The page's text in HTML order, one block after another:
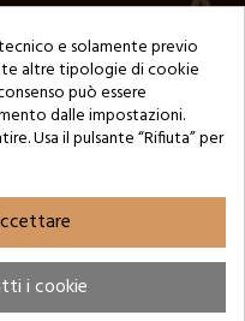
C.F.: 13466181008
- Registro delle Imprese di
- TestSide
e solamente previo
altre tipologie di cookie
può essere
dalle impostazioni.
Usa il pulsante “Rifiuta” per
i cookie